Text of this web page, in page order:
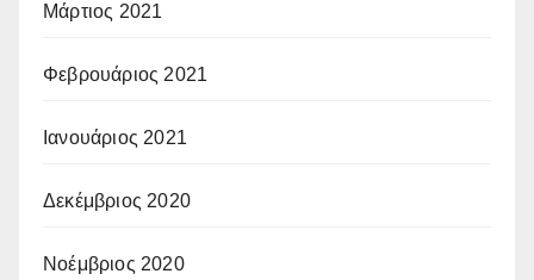
Μάρτιος 2021
Φεβρουάριος 2021
Ιανουάριος 2021
Δεκέμβριος 2020
Νοέμβριος 2020